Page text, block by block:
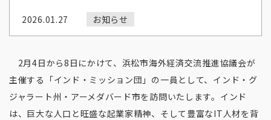
2026.01.27 お知らせ
2月4日から8日にかけて、浜松市海外経済交流推進協議会が
主催する「インド・ミッション団」の一員として、インド・グ
ジャラート州・アーメダバード市を訪問いたします。インド
は、巨大な人口と旺盛な起業家精神、そして豊富なIT人材を背